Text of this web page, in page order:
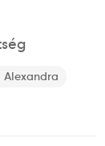
Alexandra